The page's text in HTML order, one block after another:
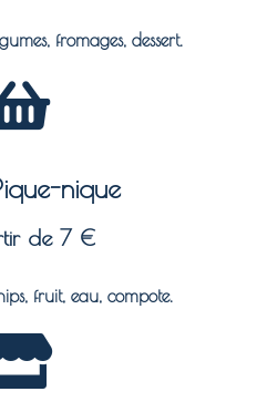
fromages, dessert.
nique
de 7 €
fruit, eau, compote.